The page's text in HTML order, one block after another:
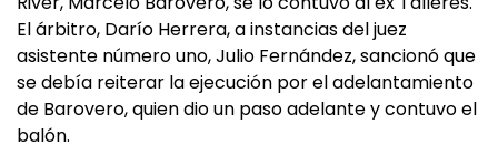
El árbitro, Darío Herrera, a instancias del juez
asistente número uno, Julio Fernández, sancionó que
se debía reiterar la ejecución por el adelantamiento
de Barovero, quien dio un paso adelante y contuvo el
balón.